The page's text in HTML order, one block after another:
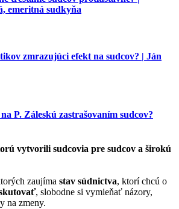
emeritná sudkyňa
zmrazujúci efekt na sudcov? | Ján
P. Záleskú zastrašovaním sudcov?
vytvorili sudcovia pre sudcov a širokú
zaujíma stav súdnictva, ktorí chcú o
, slobodne si vymieňať názory,
na zmeny.